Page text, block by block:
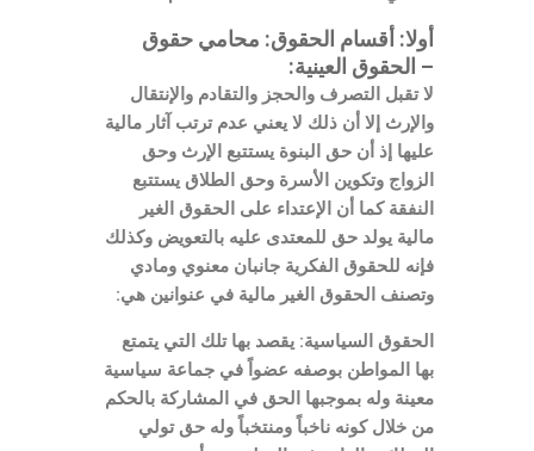
أولا: أقسام الحقوق: محامي حقوق
– الحقوق العينية:
لا تقبل التصرف والحجز والتقادم والإنتقال
والإرث إلا أن ذلك لا يعني عدم ترتب آثار مالية
عليها إذ أن حق البنوة يستتبع الإرث وحق
الزواج وتكوين الأسرة وحق الطلاق يستتبع
النفقة كما أن الإعتداء على الحقوق الغير
مالية يولد حق للمعتدى عليه بالتعويض وكذلك
فإنه للحقوق الفكرية جانبان معنوي ومادي
وتصنف الحقوق الغير مالية في عنوانين هي:
الحقوق السياسية: يقصد بها تلك التي يتمتع
بها المواطن بوصفه عضواً في جماعة سياسية
معينة وله بموجبها الحق في المشاركة بالحكم
من خلال كونه ناخباً ومنتخباً وله حق تولي